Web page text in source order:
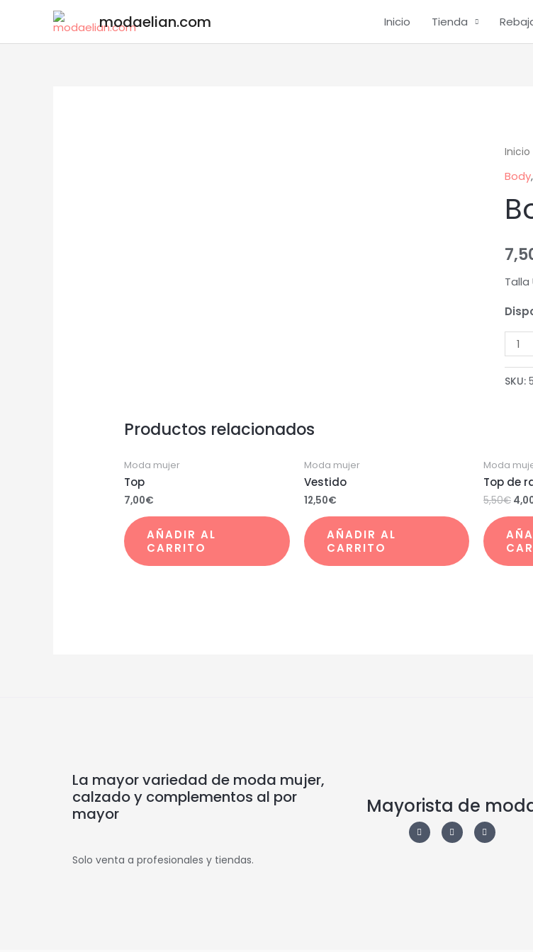
modaelian.com Inicio Tienda
Inicio
Body,
Talla
SKU:
Productos relacionados
Moda mujer
Top
7,00€
AÑADIR AL
CARRITO
Moda mujer
Vestido
12,50€
AÑADIR AL
CARRITO
Moda
Top de
5,50€
La mayor variedad de moda mujer,
calzado y complementos al por
mayor
Solo venta a profesionales y tiendas.
Mayorista de